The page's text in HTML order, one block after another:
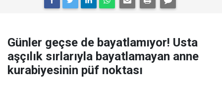
Günler geçse de bayatlamıyor! Usta
aşçılık sırlarıyla bayatlamayan anne
kurabiyesinin püf noktası